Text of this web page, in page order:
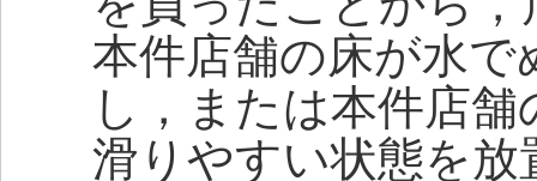
本件店舗の床が水
し，または本件店
滑りやすい状態を